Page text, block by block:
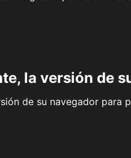
la versión de
de su navegador